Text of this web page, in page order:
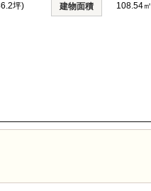
坪) 建物面積 108.54㎡